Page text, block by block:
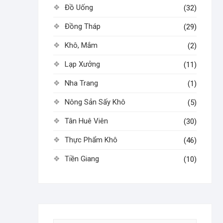
Đồ Uống (32)
Đồng Tháp (29)
Khô, Mắm (2)
Lạp Xưởng (11)
Nha Trang (1)
Nông Sản Sấy Khô (5)
Tân Huê Viên (30)
Thực Phẩm Khô (46)
Tiền Giang (10)